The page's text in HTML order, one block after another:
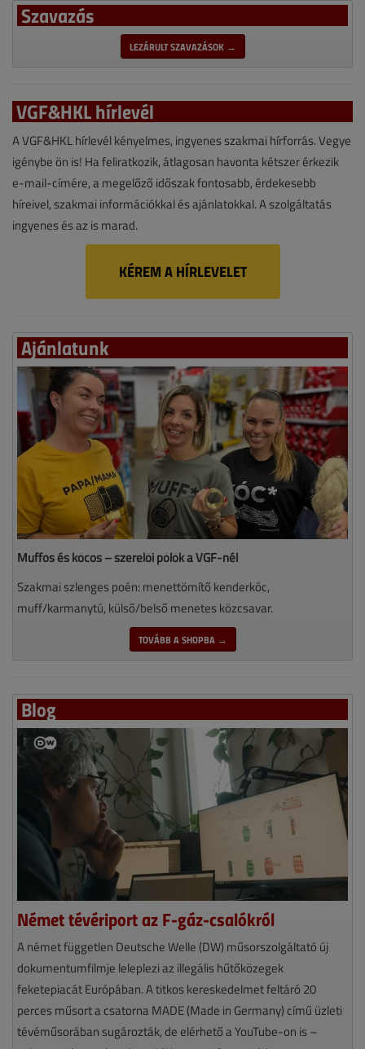
Szavazás
LEZÁRULT SZAVAZÁSOK →
VGF&HKL hírlevél
A VGF&HKL hírlevél kényelmes, ingyenes szakmai hírforrás. Vegye
igénybe ön is! Ha feliratkozik, átlagosan havonta kétszer érkezik
e-mail-címére, a megelőző időszak fontosabb, érdekesebb
híreivel, szakmai információkkal és ajánlatokkal. A szolgáltatás
ingyenes és az is marad.
KÉREM A HÍRLEVELET
Ajánlatunk
Muffos és kócos – szerelői pólók a VGF-nél
Szakmai szlenges poén: menettömítő kenderkóc,
muff/karmanytú, külső/belső menetes közcsavar.
TOVÁBB A SHOPBA →
Blog
Német tévériport az F-gáz-csalókról
A német független Deutsche Welle (DW) műsorszolgáltató új
dokumentumfilmje leleplezi az illegális hűtőközegek
feketepiacát Európában. A titkos kereskedelmet feltáró 20
perces műsort a csatorna MADE (Made in Germany) című üzleti
tévéműsorában sugározták, de elérhető a YouTube-on is –